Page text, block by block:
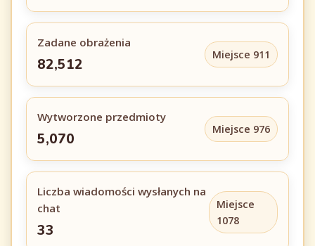
Zadane obrażenia
82,512
Miejsce 911
Wytworzone przedmioty
5,070
Miejsce 976
Liczba wiadomości wysłanych na
chat
33
Miejsce
1078